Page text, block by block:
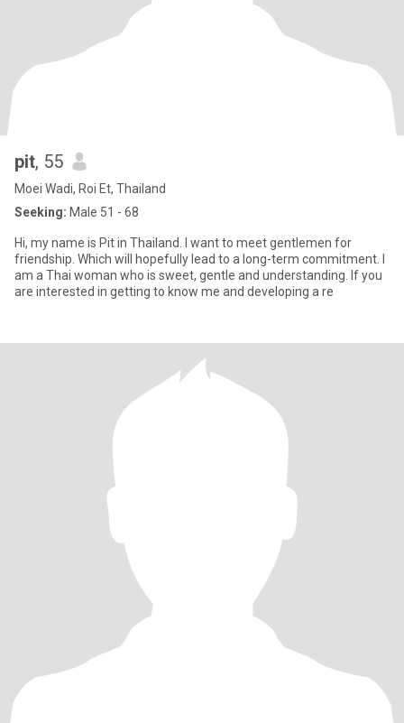
pit, 55
Moei Wadi, Roi Et, Thailand
Seeking: Male 51 - 68
Hi, my name is Pit in Thailand. I want to meet gentlemen for
friendship. Which will hopefully lead to a long-term commitment. I
am a Thai woman who is sweet, gentle and understanding. If you
are interested in getting to know me and developing a re